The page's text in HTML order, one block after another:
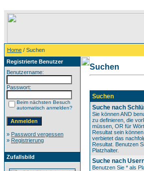
Home / Suchen
Registrierte Benutzer
Benutzername:
Passwort:
Beim nächsten Besuch
automatisch anmelden?
» Password vergessen
» Registrierung
Zufallsbild
Suchen
Suchen
Suche nach
Sie können AND
zu definieren, die
müssen, OR für
Resultat sein
verbietet das
Resultat. Benutzen
Platzhalter.
Suche nach
Benutzen Sie * als